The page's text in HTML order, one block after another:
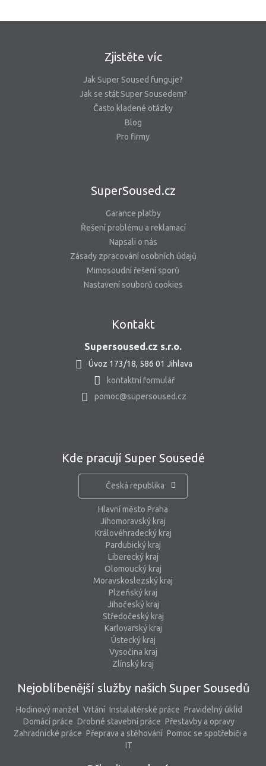
Zjistěte víc
Jak Super Soused funguje?
Jak se stát Super Sousedem?
Často kladené otázky
Blog
Pro firmy
SuperSoused.cz
Garance platby
Řešení problému a reklamací
Napsali o nás
Zásady zpracování osobních údajů
Mimosoudní řešení sporů
Nastavení souborů cookies
Kontakt
Supersoused.cz s.r.o.
Úvoz 173/18, 586 01 Jihlava
kontaktní formulář
pomoc@supersoused.cz
Kde pracují Super Sousedé
Česká republika
Hlavní město Praha
Jihomoravský kraj
Královéhradecký kraj
Pardubický kraj
Liberecký kraj
Olomoucký kraj
Moravskoslezský kraj
Plzeňský kraj
Jihočeský kraj
Středočeský kraj
Karlovarský kraj
Ústecký kraj
Vysočina kraj
Zlínský kraj
Nejoblíbenější služby našich Super Sousedů
Hodinový manžel Vrtání Instalatérské práce Pravidelný úklid
Domácí práce Drobné stavební práce Přestavby a opravy
Zahradnické práce Přeprava a stěhování Pomoc se spotřebiči a
IT